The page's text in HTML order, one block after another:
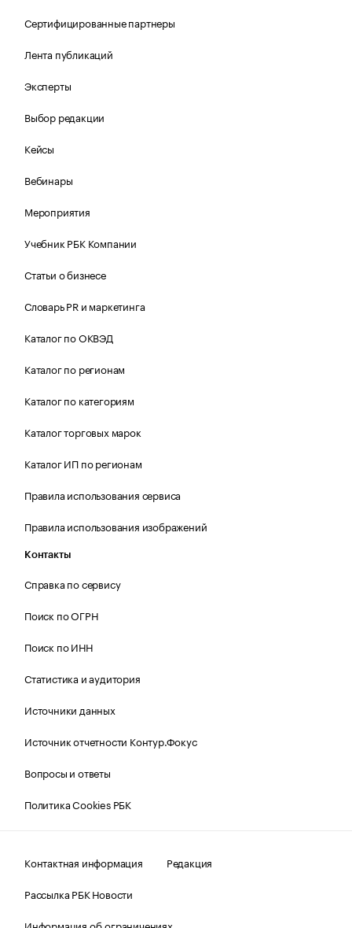
Сертифицированные партнеры
Лента публикаций
Эксперты
Выбор редакции
Кейсы
Вебинары
Мероприятия
Учебник РБК Компании
Статьи о бизнесе
Словарь PR и маркетинга
Каталог по ОКВЭД
Каталог по регионам
Каталог по категориям
Каталог торговых марок
Каталог ИП по регионам
Правила использования сервиса
Правила использования изображений
Контакты
Справка по сервису
Поиск по ОГРН
Поиск по ИНН
Статистика и аудитория
Источники данных
Источник отчетности Контур.Фокус
Вопросы и ответы
Политика Cookies РБК
Контактная информация
Редакция
Рассылка РБК Новости